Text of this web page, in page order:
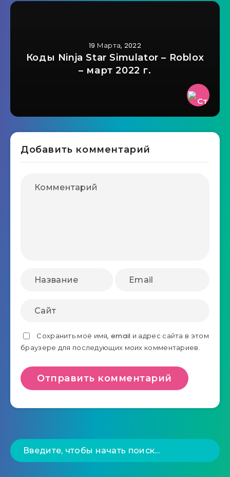
19 Марта, 2022
Коды Ninja Star Simulator – Roblox
– март 2022 г.
Добавить комментарий
Сохранить моё имя, email и адрес сайта в этом
браузере для последующих моих комментариев.